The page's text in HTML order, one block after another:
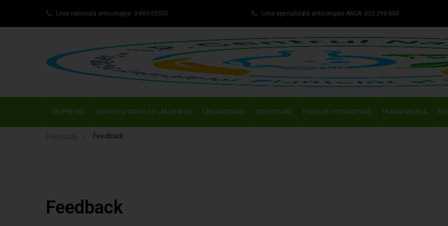
Linia națională anticorupție: 0-800-55555 Linia specializată anticorupție ANSA: 022-290-800
DESPRE NOI SERVICII ȘI TARIFE DE LABORATOR LABORATOARE CERTIFICARE PRODUSE FITOSANITARE TRANSPARENȚĂ
Feedback
Feedback